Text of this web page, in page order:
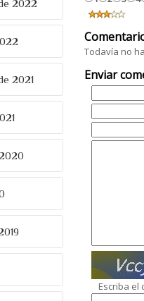
2022
2021
Todavía no
Enviar
Escriba el